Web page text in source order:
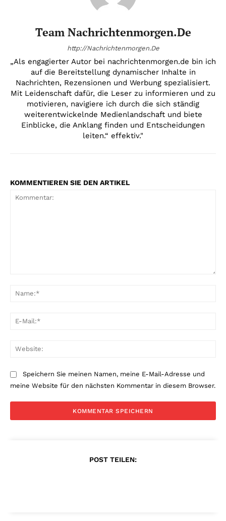
Team Nachrichtenmorgen.de
http://Nachrichtenmorgen.De
„Als engagierter Autor bei nachrichtenmorgen.de bin ich
auf die Bereitstellung dynamischer Inhalte in
Nachrichten, Rezensionen und Werbung spezialisiert.
Mit Leidenschaft dafür, die Leser zu informieren und zu
motivieren, navigiere ich durch die sich ständig
weiterentwickelnde Medienlandschaft und biete
Einblicke, die Anklang finden und Entscheidungen
leiten.“ effektiv."
KOMMENTIEREN SIE DEN ARTIKEL
Speichern Sie meinen Namen, meine E-Mail-Adresse und
meine Website für den nächsten Kommentar in diesem Browser.
POST TEILEN: